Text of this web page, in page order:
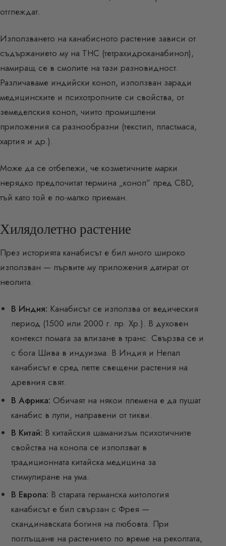
отглеждат.
Използването на канабисното растение зависи от
съдържанието му на THC (тетрахидроканабинол),
намиращ се в смолите на тази разновидност.
Различаваме индийски коноп, използван заради
медицинските и психотропните си свойства, от
земеделския коноп, чиито промишлени
приложения са разнообразни (текстил, пластмаса,
хартия и др.).
Може да се отбележи, че козметичните марки
нерядко предпочитат термина „коноп” пред CBD,
тъй като той е по-малко приеман.
Хилядолетно растение
През историята канабисът е бил много широко
използван — първите му приложения датират от
неолита.
В Индия: Канабисът се използва от ведическия
период (1500 или 2000 г. пр. Хр.). В духовен
контекст помага за влизане в транс. Свързва се и
с бога Шива в индуизма. В Индия и Непал
канабисът е сред петте свещени растения на
древния свят.
В Африка: Обичаят на някои племена е да пушат
канабис в лули, направени от тикви.
В Китай: В китайския шаманизъм психотичните
свойства на конопа се използват в
традиционната китайска медицина за
стимулиране на ума.
В Европа: В старата германска митология
канабисът е бил свързан с Фрея —
скандинавската богиня на любовта. При
поглъщане на растението по време на реколтата,